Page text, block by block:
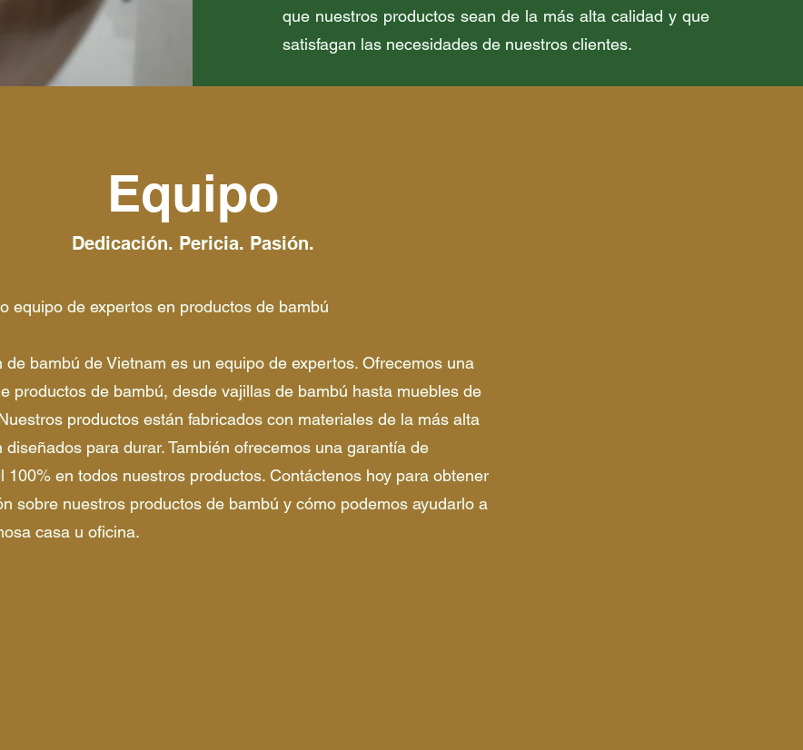
que nuestros productos sean de la más alta calidad y que
satisfagan las necesidades de nuestros clientes.
Equipo
Dedicación. Pericia. Pasión.
equipo de expertos en productos de bambú
de bambú de Vietnam es un equipo de expertos. Ofrecemos una
productos de bambú, desde vajillas de bambú hasta muebles de
productos están fabricados con materiales de la más alta
diseñados para durar. También ofrecemos una garantía de
100% en todos nuestros productos. Contáctenos hoy para obtener
sobre nuestros productos de bambú y cómo podemos ayudarlo a
casa u oficina.